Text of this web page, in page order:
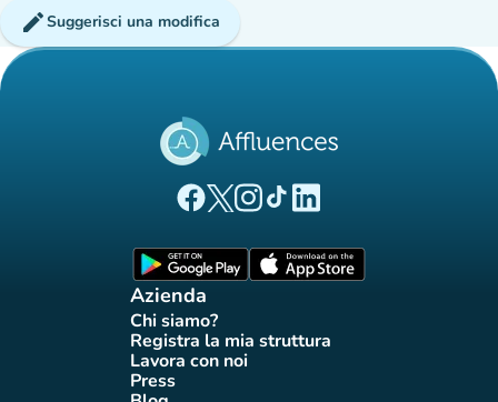
editSuggerisci una modifica
(nuova scheda)
(nuova scheda)
(nuova scheda)
(nuova scheda)
(nuova scheda)
Azienda
Chi siamo?(nuova scheda)
Registra la mia struttura
(nuova scheda)
Lavora con noi
(nuova scheda)
Press(nuova scheda)